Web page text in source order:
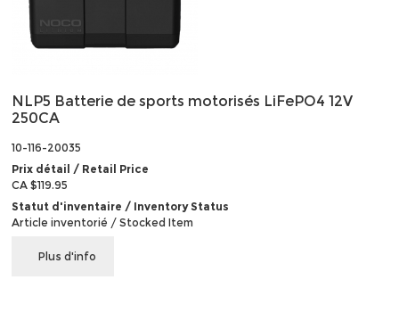
NLP5 Batterie de sports motorisés LiFePO4 12V
250CA
10-116-20035
Prix détail / Retail Price
CA $119.95
Statut d'inventaire / Inventory Status
Article inventorié / Stocked Item
Plus d'info